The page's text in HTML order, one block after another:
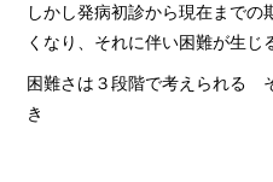
しかし発病初診から現在まで
くなり、それに伴い困難が生じ
困難さは３段階で考えられる
き